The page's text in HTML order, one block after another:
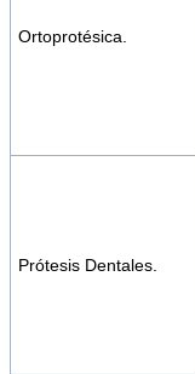
Ortoprotésica.
Prótesis Dentales.